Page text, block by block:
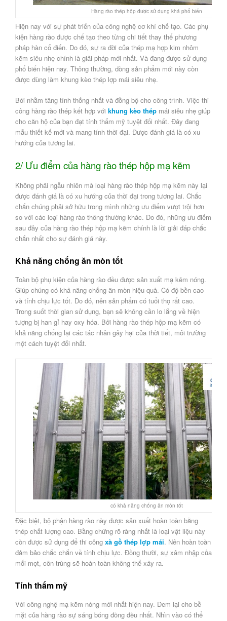
Hàng rào thép hộp được sử dụng khá phổ biến
Hiện nay với sự phát triển của công nghệ cơ khí chế tạo. Các phụ
kiện hàng rào được chế tạo theo từng chi tiết thay thế phương
pháp hàn cổ điển. Do đó, sự ra đời của thép mạ hợp kim nhôm
kẽm siêu nhẹ chính là giải pháp mới nhất. Và đang được sử dụng
phổ biến hiện nay. Thông thường, dòng sản phẩm mới này còn
được dùng làm khung kèo thép lợp mái siêu nhẹ.
Bởi nhằm tăng tính thống nhất và đồng bộ cho công trình. Việc thi
công hàng rào thép kết hợp với khung kèo thép mái siêu nhẹ giúp
cho căn hộ của bạn đạt tính thẩm mỹ tuyệt đối nhất. Đây đang
mẫu thiết kế mới và mang tính thời đại. Được đánh giá là có xu
hướng của tương lai.
2/ Ưu điểm của hàng rào thép hộp mạ kẽm
Không phải ngẫu nhiên mà loại hàng rào thép hộp mạ kẽm này lại
được đánh giá là có xu hướng của thời đại trong tương lai. Chắc
chắn chúng phải sở hữu trong mình những ưu điểm vượt trội hơn
so với các loại hàng rào thông thường khác. Do đó, những ưu điểm
sau đây của hàng rào thép hộp mạ kẽm chính là lời giải đáp chắc
chắn nhất cho sự đánh giá này.
Khả năng chống ăn mòn tốt
Toàn bộ phụ kiện của hàng rào đều được sản xuất mạ kẽm nóng.
Giúp chúng có khả năng chống ăn mòn hiệu quả. Có độ bền cao
và tính chịu lực tốt. Do đó, nên sản phẩm có tuổi thọ rất cao.
Trong suốt thời gian sử dụng, bạn sẽ không cần lo lắng về hiện
tượng bị han gỉ hay oxy hóa. Bởi hàng rào thép hộp mạ kẽm có
khả năng chống lại các tác nhân gây hại của thời tiết, môi trường
một cách tuyệt đối nhất.
có khả năng chống ăn mòn tốt
Đặc biệt, bộ phận hàng rào này được sản xuất hoàn toàn bằng
thép chất lượng cao. Bằng chứng rõ ràng nhất là loại vật liệu này
còn được sử dụng để thi công xà gồ thép lợp mái. Nên hoàn toàn
đảm bảo chắc chắn về tính chịu lực. Đồng thười, sự xâm nhập của
mối mọt, côn trùng sẽ hoàn toàn không thể xảy ra.
Tính thẩm mỹ
Với công nghệ mạ kẽm nóng mới nhất hiện nay. Đem lại cho bề
mặt của hàng rào sự sáng bóng đồng đều nhất. Nhìn vào có thể